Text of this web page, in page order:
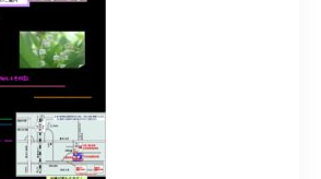
0297-72-2401
営業時間 9:00～18:00
お問い合わせはこちら